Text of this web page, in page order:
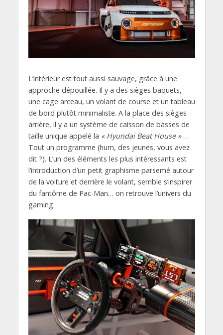
L’intérieur est tout aussi sauvage, grâce à une
approche dépouillée. Il y a des sièges baquets,
une cage arceau, un volant de course et un tableau
de bord plutôt minimaliste. A la place des sièges
arrière, il y a un système de caisson de basses de
taille unique appelé la « Hyundai Beat House »…
Tout un programme (hum, des jeunes, vous avez
dit ?). L’un des éléments les plus intéressants est
l’introduction d’un petit graphisme parsemé autour
de la voiture et derrière le volant, semble s’inspirer
du fantôme de Pac-Man… on retrouve l’univers du
gaming.